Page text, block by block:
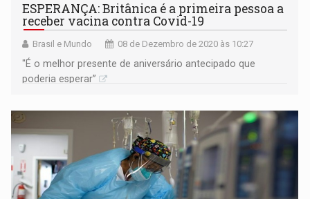
ESPERANÇA: Britânica é a primeira pessoa a
receber vacina contra Covid-19
Brasil e Mundo 08 de Dezembro de 2020 às 10:27
"É o melhor presente de aniversário antecipado que
poderia esperar”